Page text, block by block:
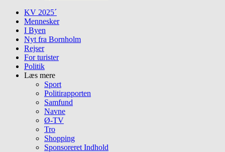
KV 2025´
Mennesker
I Byen
Nyt fra Bornholm
Rejser
For turister
Politik
Læs mere
Sport
Politirapporten
Samfund
Navne
Ø-TV
Tro
Shopping
Sponsoreret Indhold